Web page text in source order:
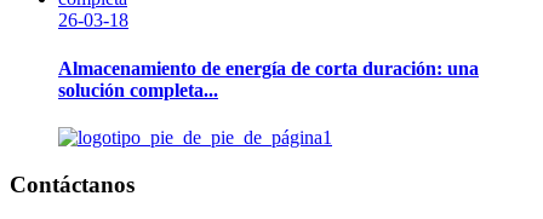
26-03-18
Almacenamiento de energía de corta duración: una
solución completa...
Contáctanos